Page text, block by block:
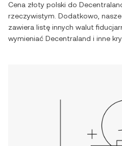
Cena złoty polski do
rzeczywistym. Dodatkowo,
zawiera listę innych walut
wymieniać Decentraland i inne